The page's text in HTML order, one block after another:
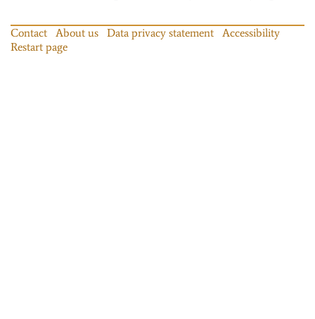
Contact About us Data privacy statement
Accessibility
Restart page